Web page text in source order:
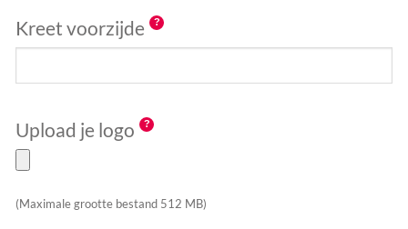
Kreet voorzijde
Upload je logo
(Maximale grootte bestand 512 MB)